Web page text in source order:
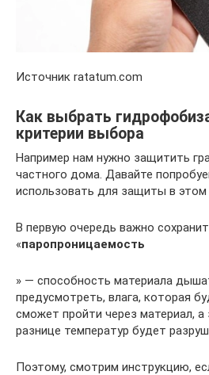
Источник ratatum.com
Как выбрать
критерии выбора
Например нам нужно защитить
частного дома. Давайте
использовать для защиты в этом
В первую очередь важно
«паропроницаемость
» — способность материала
предусмотреть, влага, которая
сможет пройти через материал, а
разнице температур будет
Поэтому, смотрим инструкцию,